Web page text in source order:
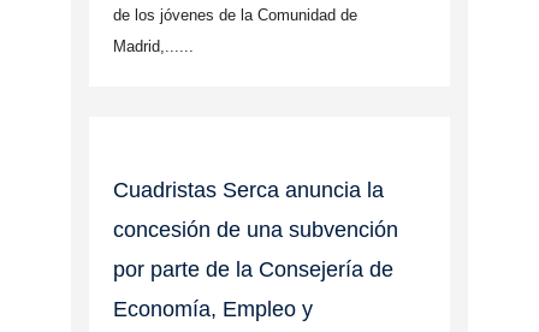
de los jóvenes de la Comunidad de
Madrid,......
Cuadristas Serca anuncia la
concesión de una subvención
por parte de la Consejería de
Economía, Empleo y